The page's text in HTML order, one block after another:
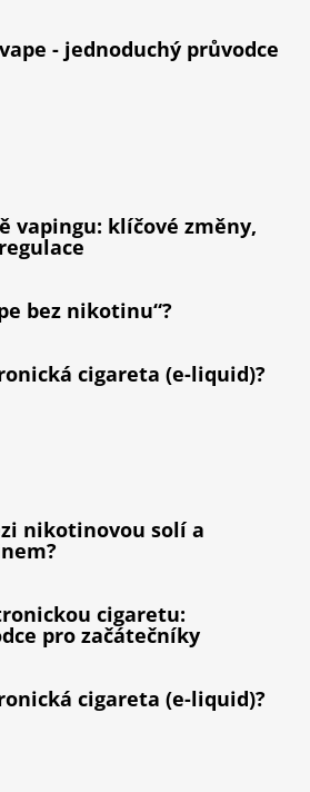
- jednoduchý průvodce
vapingu: klíčové změny,
bez nikotinu“?
cigareta (e-liquid)?
nikotinovou solí a
cigaretu:
pro začátečníky
cigareta (e-liquid)?